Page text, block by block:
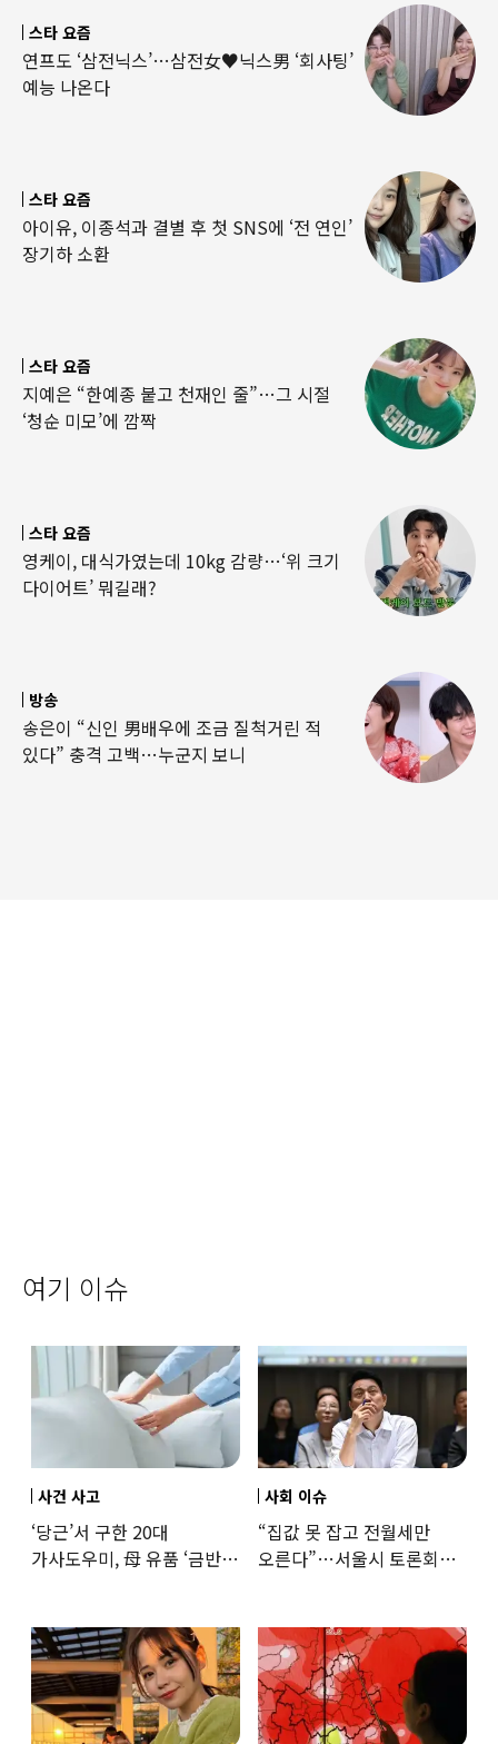
스타 요즘
연프도 ‘삼전닉스’…삼전女♥닉스男 ‘회사팅’
예능 나온다
스타 요즘
아이유, 이종석과 결별 후 첫 SNS에 ‘전 연인’
장기하 소환
스타 요즘
지예은 “한예종 붙고 천재인 줄”…그 시절
‘청순 미모’에 깜짝
스타 요즘
영케이, 대식가였는데 10kg 감량…‘위 크기
다이어트’ 뭐길래?
방송
송은이 “신인 男배우에 조금 질척거린 적
있다” 충격 고백…누군지 보니
여기 이슈
사건 사고
‘당근’서 구한 20대
가사도우미, 母 유품 ‘금반지
사회 이슈
“집값 못 잡고 전월세만
오른다”…서울시 토론회서